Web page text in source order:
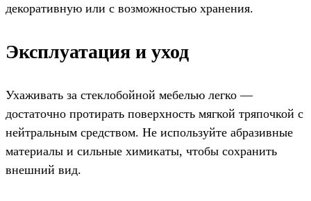
декоративную или с возможностью хранения.
Эксплуатация и уход
Ухаживать за стеклобойной мебелью легко —
достаточно протирать поверхность мягкой тряпочкой с
нейтральным средством. Не используйте абразивные
материалы и сильные химикаты, чтобы сохранить
внешний вид.